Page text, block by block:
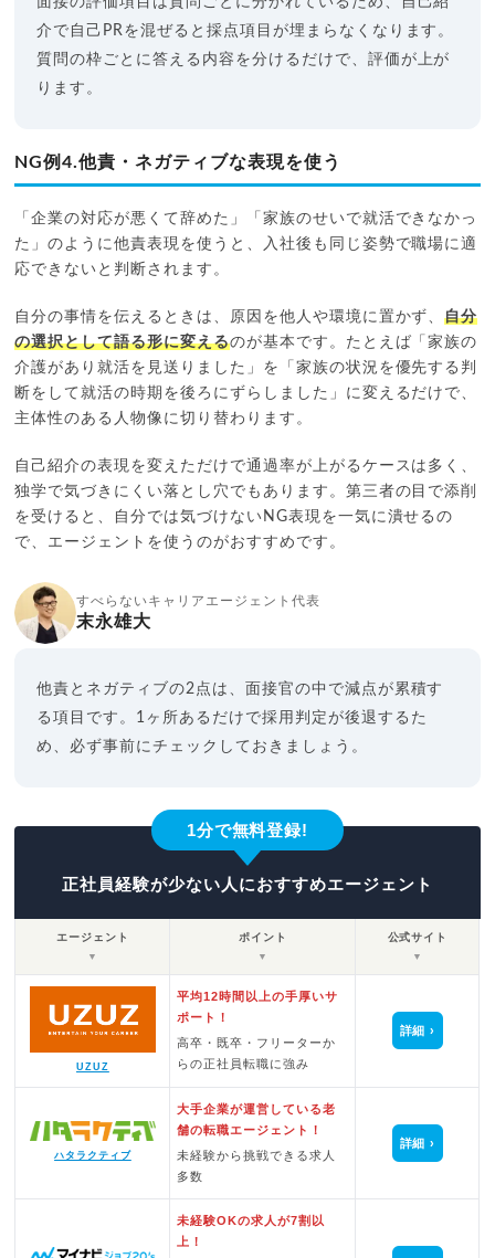
介で自己PRを混ぜると採点項目が埋まらなくなります。
質問の枠ごとに答える内容を分けるだけで、評価が上が
ります。
NG例4.他責・ネガティブな表現を使う
「企業の対応が悪くて辞めた」「家族のせいで就活できなかっ
た」のように他責表現を使うと、入社後も同じ姿勢で職場に適
応できないと判断されます。
自分の事情を伝えるときは、原因を他人や環境に置かず、自分
の選択として語る形に変えるのが基本です。たとえば「家族の
介護があり就活を見送りました」を「家族の状況を優先する判
断をして就活の時期を後ろにずらしました」に変えるだけで、
主体性のある人物像に切り替わります。
自己紹介の表現を変えただけで通過率が上がるケースは多く、
独学で気づきにくい落とし穴でもあります。第三者の目で添削
を受けると、自分では気づけないNG表現を一気に潰せるの
で、エージェントを使うのがおすすめです。
すべらないキャリアエージェント代表
末永雄大
他責とネガティブの2点は、面接官の中で減点が累積す
る項目です。1ヶ所あるだけで採用判定が後退するた
め、必ず事前にチェックしておきましょう。
1分で無料登録!
正社員経験が少ない人におすすめエージェント
エージェント
▼
ポイント
▼
公式サイト
▼
UZUZ
平均12時間以上の手厚いサ
ポート！
高卒・既卒・フリーターか
らの正社員転職に強み
詳細
ハタラクティブ
大手企業が運営している老
舗の転職エージェント！
未経験から挑戦できる求人
多数
詳細
未経験OKの求人が7割以
上！